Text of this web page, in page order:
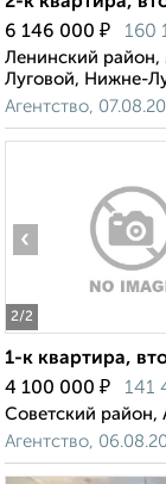
6 146 000 ₽ 160
Ленинский
Луговой, Нижне-
Агентство,
2/2
‹
1-к квартира,
4 100 000 ₽ 141
Советский район,
Агентство,